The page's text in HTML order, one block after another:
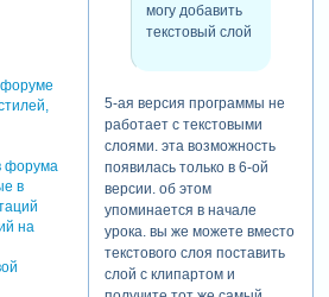
могу добавить
текстовый слой
5-ая версия программы не
работает с текстовыми
слоями. эта возможность
появилась только в 6-ой
версии. об этом
упоминается в начале
урока. вы же можете вместо
текстового слоя поставить
слой с клипартом и